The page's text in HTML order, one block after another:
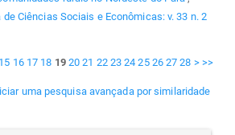
de Ciências Sociais e Econômicas: v. 33 n. 2
15 16 17 18 19 20 21 22 23 24 25 26 27 28 > >>
uma pesquisa avançada por similaridade